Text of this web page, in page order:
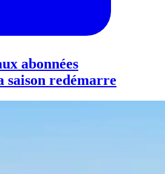
abonnées
saison redémarre